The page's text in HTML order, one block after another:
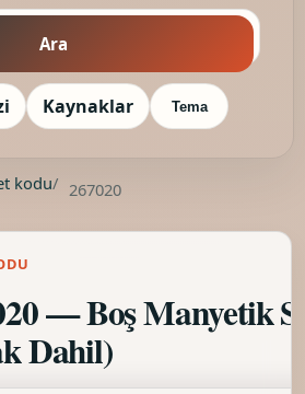
Ara
Kaynaklar Tema
kodu/ 267020
— Boş Manyetik
Dahil)